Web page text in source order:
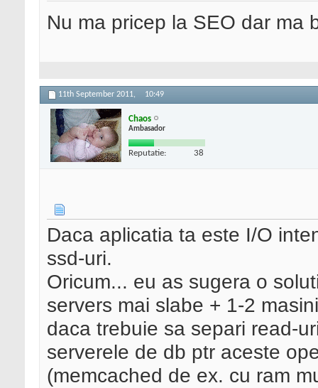
Nu ma pricep la SEO dar ma
11th September 2011, 10:49
Chaos
Ambasador
Reputatie: 38
Daca aplicatia ta este I/O
ssd-uri.
Oricum... eu as sugera o
servers mai slabe + 1-2
daca trebuie sa separi read-
serverele de db ptr aceste
(memcached de ex. cu ram